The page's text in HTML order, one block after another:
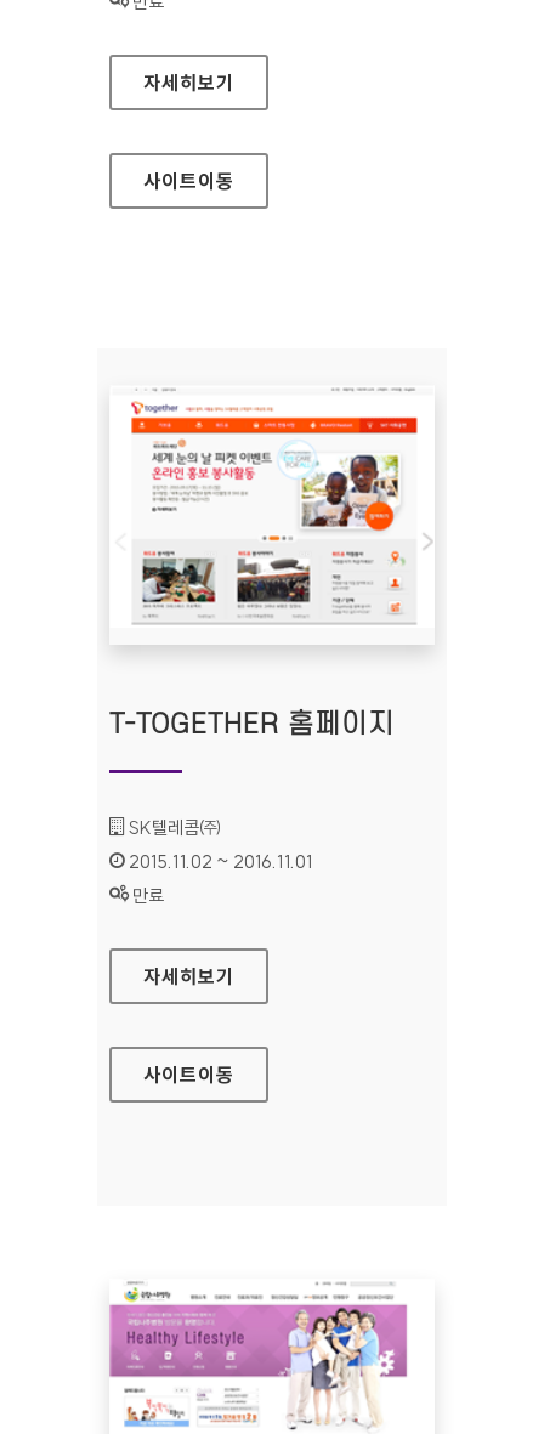
세상 임팩트 성과시스템 홈페이지
자세히보기
사이트이동
T-TOGETHER 홈페이지
기관명 :
SK텔레콤㈜
인증기간 :
2015.11.02 ~ 2016.11.01
상태 :
만료
T-TOGETHER 홈페이지
자세히보기
사이트이동